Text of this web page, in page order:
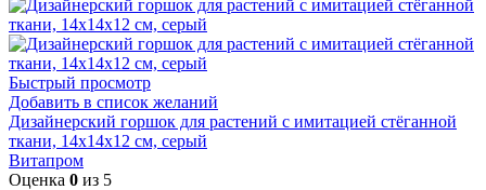
Быстрый просмотр
Добавить в список желаний
Дизайнерский горшок для растений с имитацией стёганной
ткани, 14х14х12 см, серый
Витапром
Оценка 0 из 5